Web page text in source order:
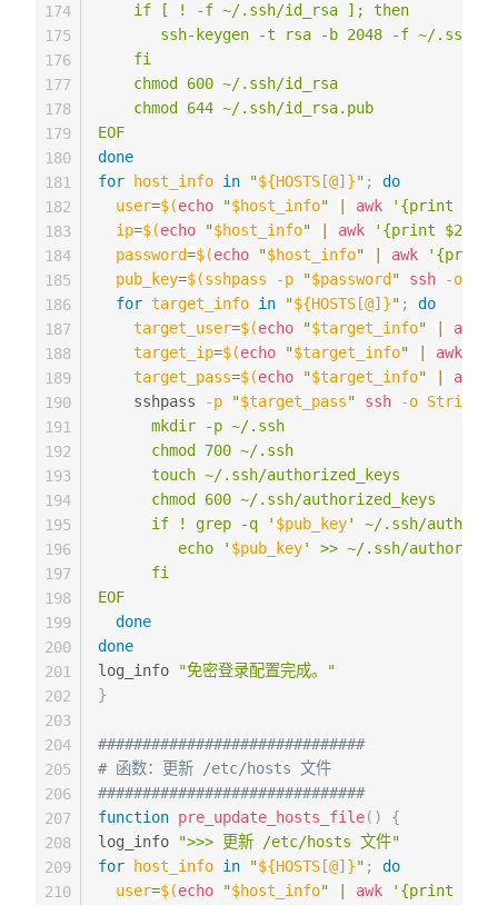
    if [ ! -f ~/.ssh/id_rsa ]; then
ssh-keygen -t rsa -b 2048 -f ~/.ssh/
    fi
    chmod 600 ~/.ssh/id_rsa
    chmod 644 ~/.ssh/id_rsa.pub
EOF
done
for
host_info in "${HOSTS [@] }" ;
do
user=$(echo "$host_info" awk
'{print $1}'
ip=$(echo "$host_info" awk '{print $2}'
password=$(echo "$host_info" awk
'{print
pub_key=$(sshpass -p "$password " ssh -o
for target_info in "${HOSTS [@] }" ;
do
target_user=$(echo "$target_info" awk
target_ip=$(echo "$target_info" awk
target_pass=$(echo "$target_info" awk
    sshpass
-p "$target_pass" ssh -o
      mkdir -p ~/.ssh
      chmod 700 ~/.ssh
      touch ~/.ssh/authorized_keys
      chmod 600 ~/.ssh/authorized_keys
      if ! grep -q '
$pub_key' ~/.ssh/
         echo '
$pub_key' >> ~/.ssh/
      fi
EOF
done
done
log_info
"免密登录配置完成。"
}
##############################
# 函数：更新 /etc/hosts 文件
##############################
function pre_update_hosts_file( )
{
log_info
">>> 更新 /etc/hosts 文件"
for
host_info in "${HOSTS [@] }" ;
do
user=$(echo "$host_info" awk
'{print $1}'
174
175
176
177
178
179
180
181
182
183
184
185
186
187
188
189
190
191
192
193
194
195
196
197
198
199
200
201
202
203
204
205
206
207
208
209
210